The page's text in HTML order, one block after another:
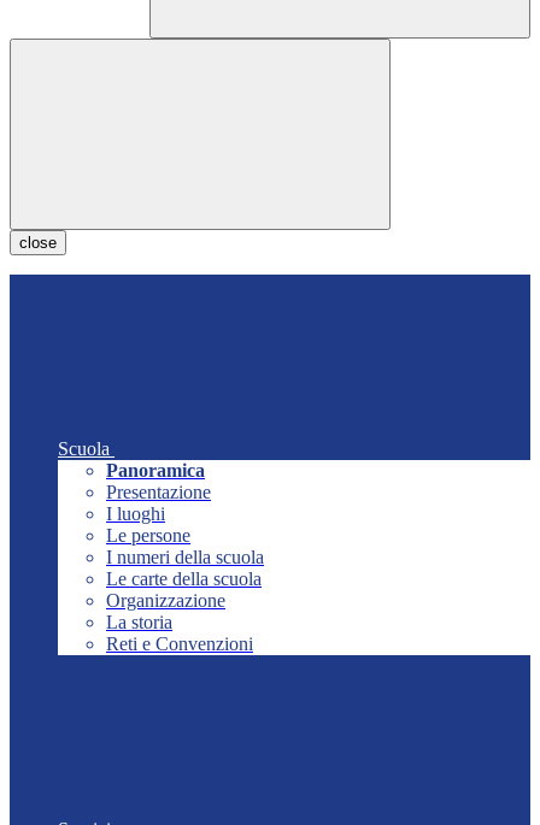
close
Scuola
Panoramica
Presentazione
I luoghi
Le persone
I numeri della scuola
Le carte della scuola
Organizzazione
La storia
Reti e Convenzioni